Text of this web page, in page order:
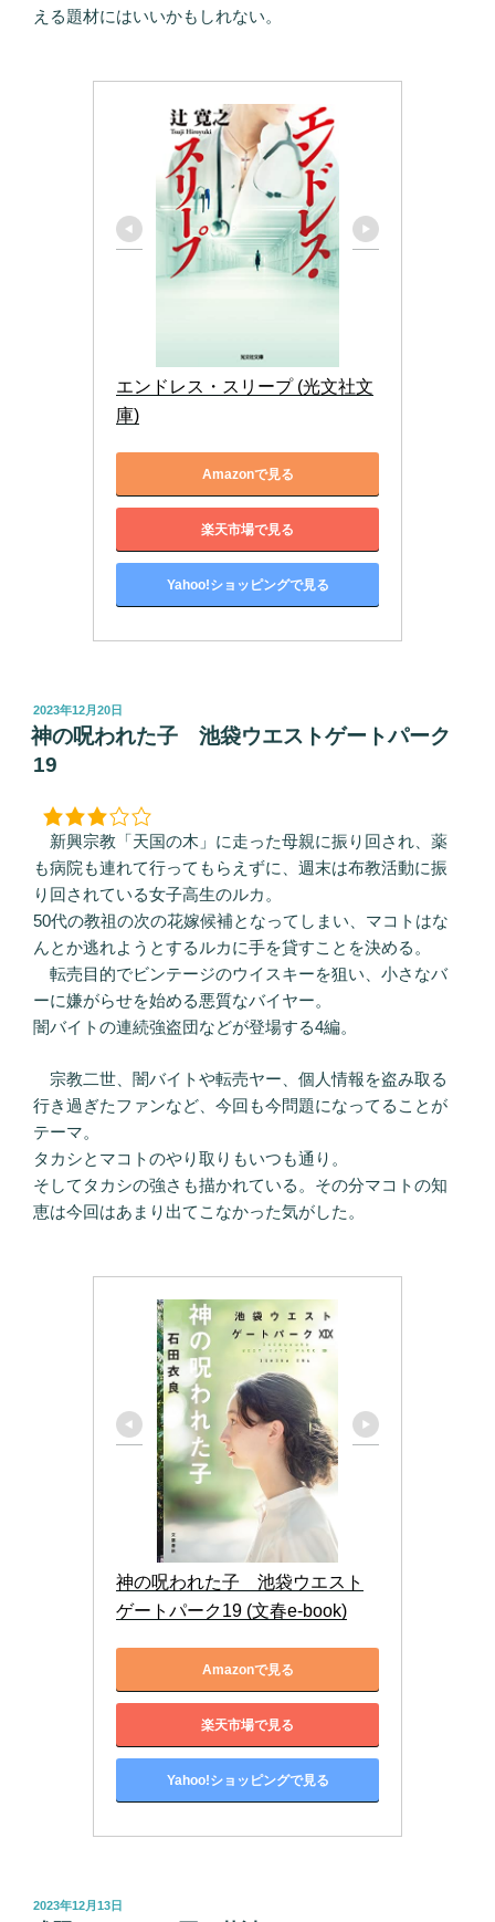
える題材にはいいかもしれない。
エンドレス・スリープ (光文社文
庫)
Amazonで見る
楽天市場で見る
Yahoo!ショッピングで見る
投
稿
日:
2023年12月20日
神の呪われた子 池袋ウエストゲートパーク
19
新興宗教「天国の木」に走った母親に振り回され、薬
も病院も連れて行ってもらえずに、週末は布教活動に振
り回されている女子高生のルカ。
50代の教祖の次の花嫁候補となってしまい、マコトはな
んとか逃れようとするルカに手を貸すことを決める。
転売目的でビンテージのウイスキーを狙い、小さなバ
ーに嫌がらせを始める悪質なバイヤー。
闇バイトの連続強盗団などが登場する4編。
宗教二世、闇バイトや転売ヤー、個人情報を盗み取る
行き過ぎたファンなど、今回も今問題になってることが
テーマ。
タカシとマコトのやり取りもいつも通り。
そしてタカシの強さも描かれている。その分マコトの知
恵は今回はあまり出てこなかった気がした。
神の呪われた子　池袋ウエスト
ゲートパーク19 (文春e-book)
Amazonで見る
楽天市場で見る
Yahoo!ショッピングで見る
投
2023年12月13日